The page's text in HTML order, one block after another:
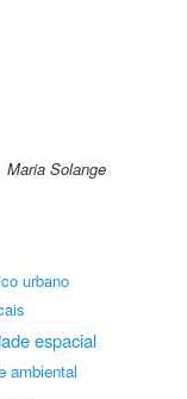
Solange
urbano
espacial
ambiental